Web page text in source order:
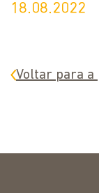
18.08.2022
Voltar para a